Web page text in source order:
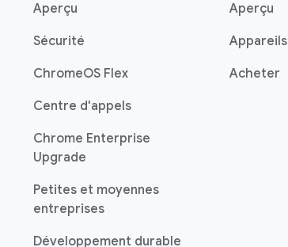
Aperçu
Sécurité
ChromeOS Flex
Centre d'appels
Chrome Enterprise
Upgrade
Petites et moyennes
entreprises
Développement durable
Aperçu
Appareils
Acheter